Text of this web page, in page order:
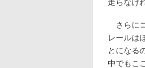
走らなけ
さらに
レールは
とになる
中でもこ